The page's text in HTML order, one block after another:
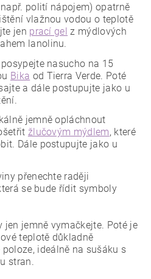
polití nápojem) opatrně
vlažnou vodou o teplotě
jen prací gel z mýdlových
lanolinu.
nasucho na 15
Bika od Tierra Verde. Poté
a dále postupujte jako u
jemně opláchnout
žlučovým mýdlem, které
Dále postupujte jako u
přenechte raději
se bude řídit symboly
jemně vymačkejte. Poté je
teplotě důkladně
ideálně na sušáku s
stran.